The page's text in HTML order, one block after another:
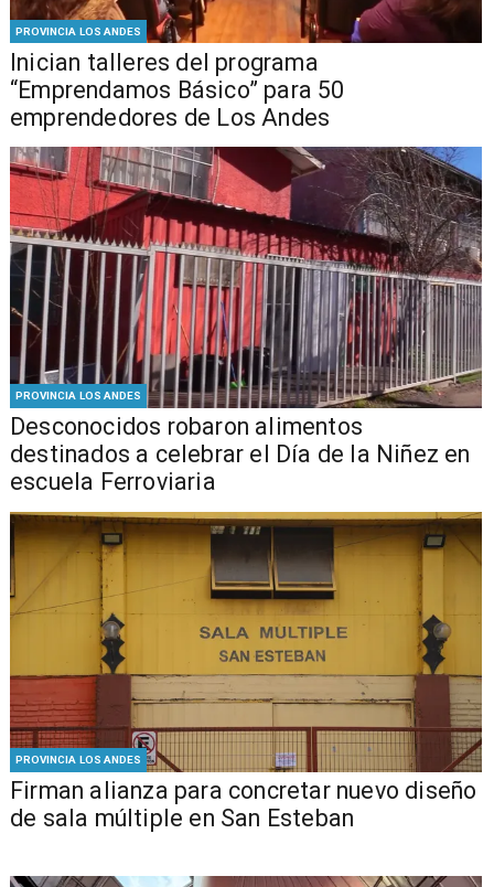
PROVINCIA LOS ANDES
Inician talleres del programa
“Emprendamos Básico” para 50
emprendedores de Los Andes
PROVINCIA LOS ANDES
Desconocidos robaron alimentos
destinados a celebrar el Día de la Niñez en
escuela Ferroviaria
PROVINCIA LOS ANDES
​​Firman alianza para concretar nuevo diseño
de sala múltiple en San Esteban